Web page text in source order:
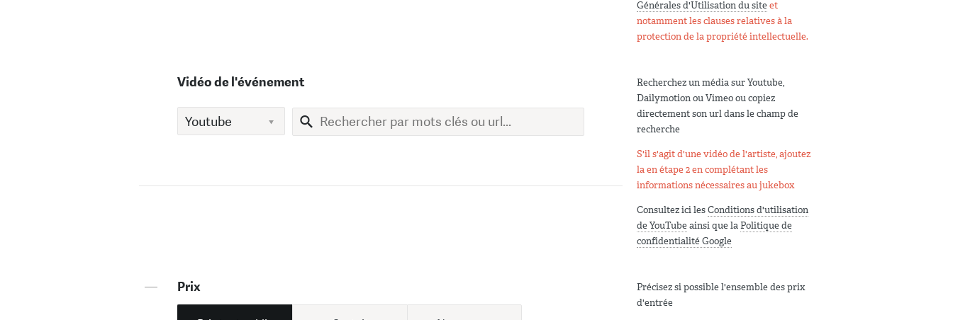
Générales d'Utilisation du siteet
notamment les clauses relatives à la
protection de la propriété intellectuelle.
Vidéo de l'événement
Recherchez un média sur Youtube,
Dailymotion ou Vimeo ou copiez
directement son url dans le champ de
recherche
S'il s'agit d'une vidéo de l'artiste, ajoutez
la en étape 2 en complétant les
informations nécessaires au jukebox
Consultez ici lesConditions d'utilisation
de YouTubeainsi que laPolitique de
confidentialité Google
— Prix
Précisez si possible l'ensemble des prix
d'entrée